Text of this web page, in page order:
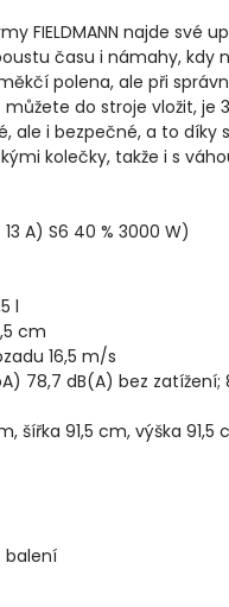
FIELDMANN najde
času i námahy,
polena, ale při
do stroje vložit, je
ale i bezpečné, a to díky
kolečky, takže i s
A) S6 40 % 3000 W)
l
cm
16,5 m/s
78,7 dB(A) bez
šířka 91,5 cm, výška 91,5
balení